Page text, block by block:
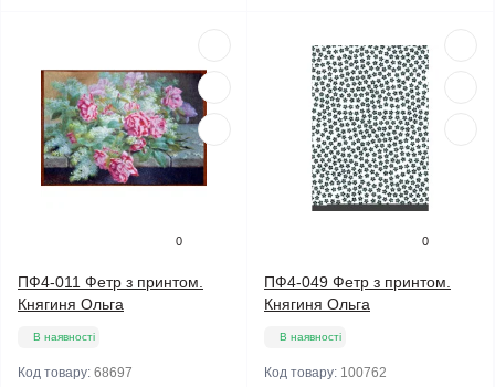
0
ПФ4-011 Фетр з принтом.
Княгиня Ольга
В наявності
Код товару: 68697
0
ПФ4-049 Фетр з принтом.
Княгиня Ольга
В наявності
Код товару: 100762